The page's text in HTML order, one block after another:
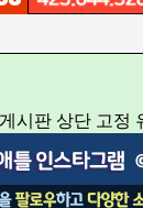
시판 상단 고정